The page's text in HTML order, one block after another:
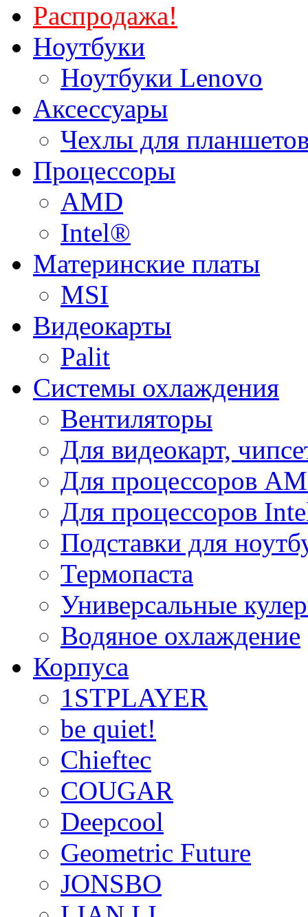
Распродажа!
Ноутбуки
Ноутбуки Lenovo
Аксессуары
Чехлы для
Процессоры
AMD
Intel®
Материнские платы
MSI
Видеокарты
Palit
Системы охлаждения
Вентиляторы
Для видеокарт,
Для процессоров
Для процессоров
Подставки для
Термопаста
Универсальные
Водяное охлаждение
Корпуса
1STPLAYER
be quiet!
Chieftec
COUGAR
Deepcool
Geometric Future
JONSBO